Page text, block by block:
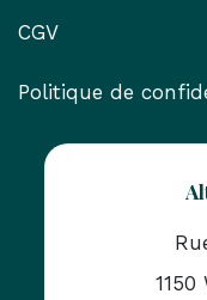
CGV
Politique de